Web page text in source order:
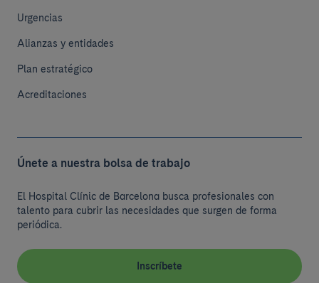
Urgencias
Alianzas y entidades
Plan estratégico
Acreditaciones
Únete a nuestra bolsa de trabajo
El Hospital Clínic de Barcelona busca profesionales con
talento para cubrir las necesidades que surgen de forma
periódica.
Inscríbete